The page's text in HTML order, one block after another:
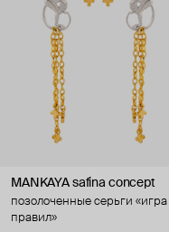
MANKAYA safina concept
позолоченные серьги «игра
правил»